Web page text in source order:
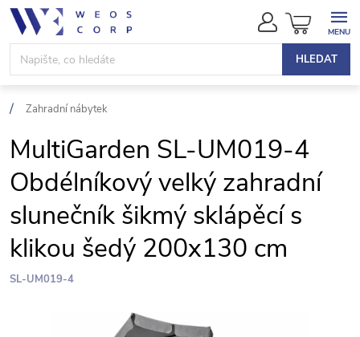
Přejít
obsah
HLEDAT
NÁKUPNÍ
KOŠÍK
Zahradní nábytek
MultiGarden SL-UM019-4
Obdélníkový velký zahradní
slunečník šikmý sklápěcí s
klikou šedý 200x130 cm
SL-UM019-4